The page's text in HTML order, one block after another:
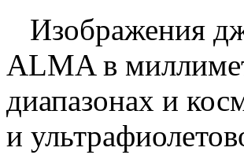
Изображения
ALMA в
диапазонах и
и